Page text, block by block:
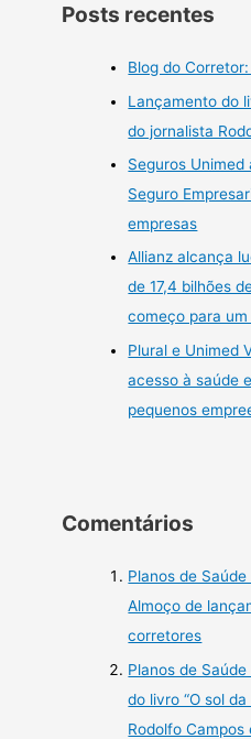
Posts recentes
Blog do
Lançamento do
do jornalista
Seguros
Seguro
empresas
Allianz alcança
de 17,4 bilhões
começo para
Plural e Unimed
acesso à saúde
pequenos
Comentários
Planos de Saúde
Almoço de
corretores
Planos de Saúde
do livro “O sol
Rodolfo Campos